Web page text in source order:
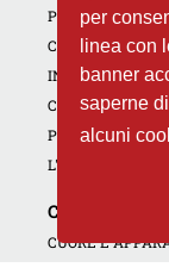
per
linea con
banner
saperne
alcuni
PREVENZIONE
CAMPAGNA
INIZIATIVE
CORSI RCP
PROGETTI PER
L'ESPERTO
Conosci il Tuo
CUORE E